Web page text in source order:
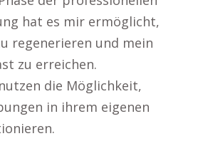
hat es mir ermöglicht,
regenerieren und mein
zu erreichen.
die Möglichkeit,
in ihrem eigenen